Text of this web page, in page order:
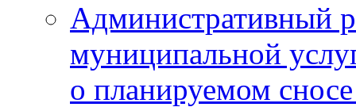
Административный
муниципальной
о планируемом